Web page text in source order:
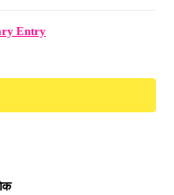
Entry